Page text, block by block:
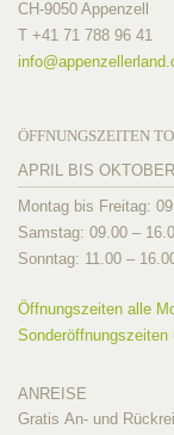
CH-9050 Appenzell
T +41 71 788 96 41
info@
ÖFFNUNGSZEITEN
APRIL BIS OKTOBER
Montag bis Freitag:
Samstag: 09.00 –
Sonntag: 11.00 –
Öffnungszeiten alle
Sonderöffnungszeiten
ANREISE
Gratis An- und